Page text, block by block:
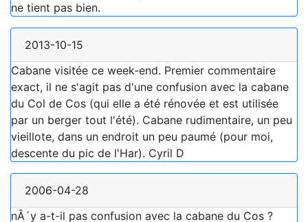
ne tient pas bien.
2013-10-15
Cabane visitée ce week-end. Premier commentaire
exact, il ne s'agit pas d'une confusion avec la cabane
du Col de Cos (qui elle a été rénovée et est utilisée
par un berger tout l'été). Cabane rudimentaire, un peu
vieillote, dans un endroit un peu paumé (pour moi,
descente du pic de l'Har). Cyril D
2006-04-28
nÂ´y a-t-il pas confusion avec la cabane du Cos ?